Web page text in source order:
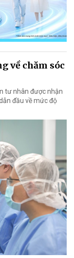
về chăm sóc
tư nhân được nhận
đầu về mức độ